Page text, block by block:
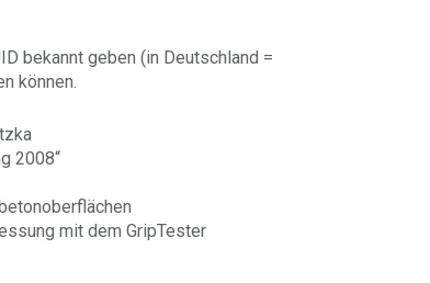
bekannt geben (in Deutschland =
können.
2008“
mit dem GripTester